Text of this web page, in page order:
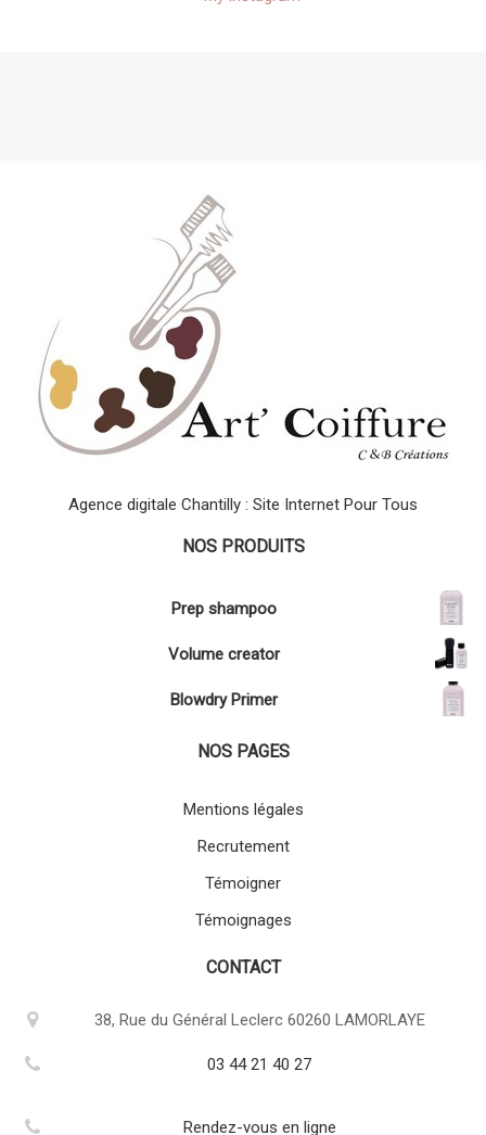
Agence digitale Chantilly : Site Internet Pour Tous
NOS PRODUITS
Prep shampoo
Volume creator
Blowdry Primer
NOS PAGES
Mentions légales
Recrutement
Témoigner
Témoignages
CONTACT
38, Rue du Général Leclerc 60260 LAMORLAYE
03 44 21 40 27
Rendez-vous en ligne